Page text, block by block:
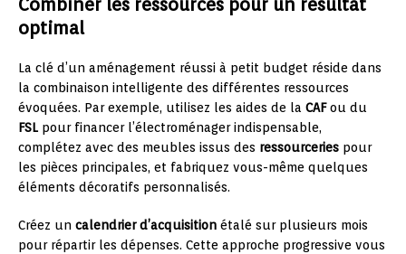
Combiner les ressources pour un résultat
optimal
La clé d’un aménagement réussi à petit budget réside dans
la combinaison intelligente des différentes ressources
évoquées. Par exemple, utilisez les aides de la CAFou du
FSL pour financer l’électroménager indispensable,
complétez avec des meubles issus des ressourceries pour
les pièces principales, et fabriquez vous-même quelques
éléments décoratifs personnalisés.
Créez un calendrier d’acquisition étalé sur plusieurs mois
pour répartir les dépenses. Cette approche progressive vous